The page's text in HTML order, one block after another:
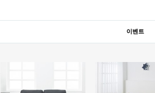
이벤트